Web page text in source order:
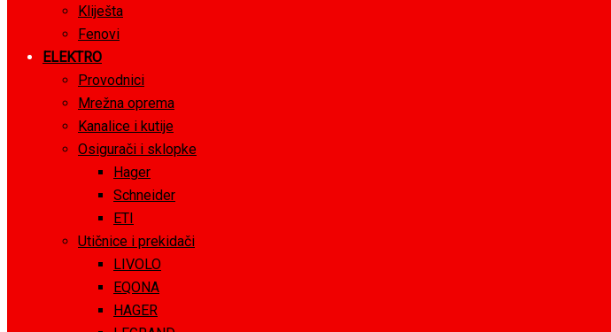
Kliješta
Fenovi
ELEKTRO
Provodnici
Mrežna oprema
Kanalice i kutije
Osigurači i sklopke
Hager
Schneider
ETI
Utičnice i prekidači
LIVOLO
EQONA
HAGER